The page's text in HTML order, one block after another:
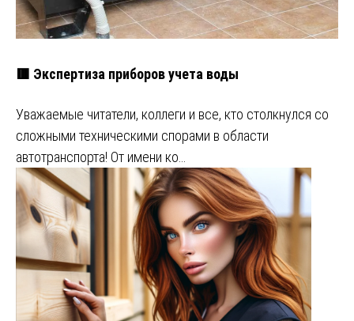
🟥 Экспертиза приборов учета воды
Уважаемые читатели, коллеги и все, кто столкнулся со
сложными техническими спорами в области
автотранспорта! От имени ко…